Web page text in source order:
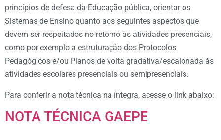
princípios de defesa da Educação pública, orientar os
Sistemas de Ensino quanto aos seguintes aspectos que
devem ser respeitados no retorno às atividades presenciais,
como por exemplo a estruturação dos Protocolos
Pedagógicos e/ou Planos de volta gradativa/escalonada às
atividades escolares presenciais ou semipresenciais.
Para conferir a nota técnica na íntegra, acesse o link abaixo:
NOTA TÉCNICA GAEPE